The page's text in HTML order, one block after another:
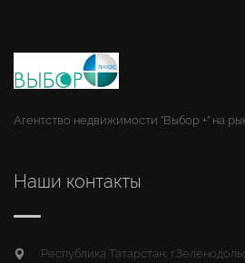
Агентство недвижимости "Выбор +" на
Наши контакты
Республика Татарстан,